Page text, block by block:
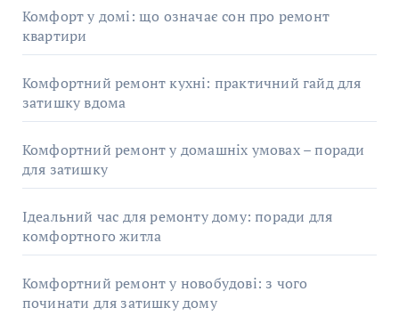
Комфорт у домі: що означає сон про ремонт
квартири
Комфортний ремонт кухні: практичний гайд для
затишку вдома
Комфортний ремонт у домашніх умовах – поради
для затишку
Ідеальний час для ремонту дому: поради для
комфортного житла
Комфортний ремонт у новобудові: з чого
починати для затишку дому